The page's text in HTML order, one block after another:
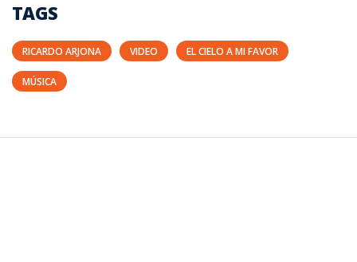
TAGS
RICARDO ARJONA VIDEO EL CIELO A MI FAVOR
MÚSICA